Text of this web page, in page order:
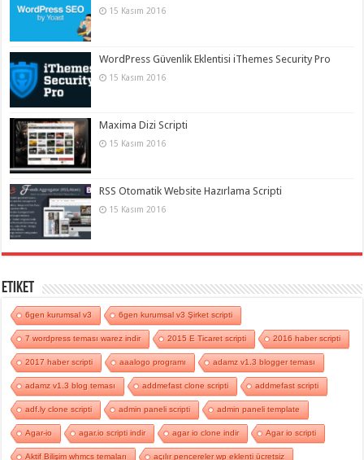
15 Kasım 2016
WordPress Güvenlik Eklentisi iThemes Security Pro
15 Kasım 2016
Maxima Dizi Scripti
15 Kasım 2016
RSS Otomatik Website Hazırlama Scripti
15 Kasım 2016
Etiket
6gen kurumsal v3 6gen kurumsal v3 Şirket scripti
7 wordpress teması warez indir 2015 E Ticaret scripti 2016 haber scripti
2017 haber scripti aaalogo programı adamz v1.3 blogger teması
adamz v1.3 blog teması addmefast clone scripti addmefast scripti
adf.ly clone scripti admin paneli scripti admin paneli template
Agar-io agar.io scripti indir agar io clone indir Agar io scripti
Aktif Bilişim whmcs temaları açılır pencereler wp eklenti ücretsiz